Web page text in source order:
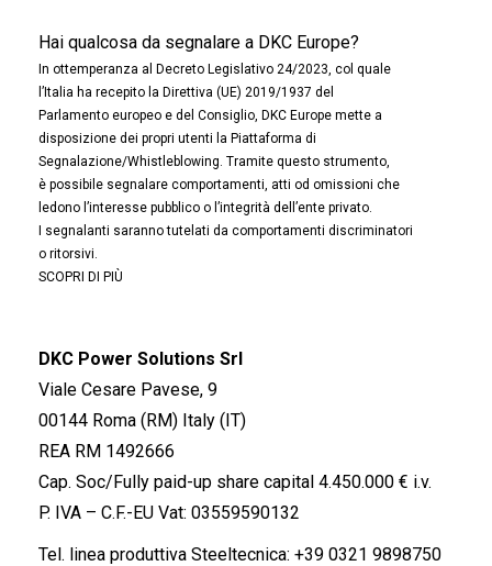
Hai qualcosa da segnalare a DKC Europe?
In ottemperanza al Decreto Legislativo 24/2023, col quale
l’Italia ha recepito la Direttiva (UE) 2019/1937 del
Parlamento europeo e del Consiglio, DKC Europe mette a
disposizione dei propri utenti la Piattaforma di
Segnalazione/Whistleblowing. Tramite questo strumento,
è possibile segnalare comportamenti, atti od omissioni che
ledono l’interesse pubblico o l’integrità dell’ente privato.
I segnalanti saranno tutelati da comportamenti discriminatori
o ritorsivi.
SCOPRI DI PIÙ
DKC Power Solutions Srl
Viale Cesare Pavese, 9
00144 Roma (RM) Italy (IT)
REA RM 1492666
Cap. Soc/Fully paid-up share capital 4.450.000 € i.v.
P. IVA – C.F.-EU Vat: 03559590132
Tel. linea produttiva Steeltecnica: +39 0321 9898750